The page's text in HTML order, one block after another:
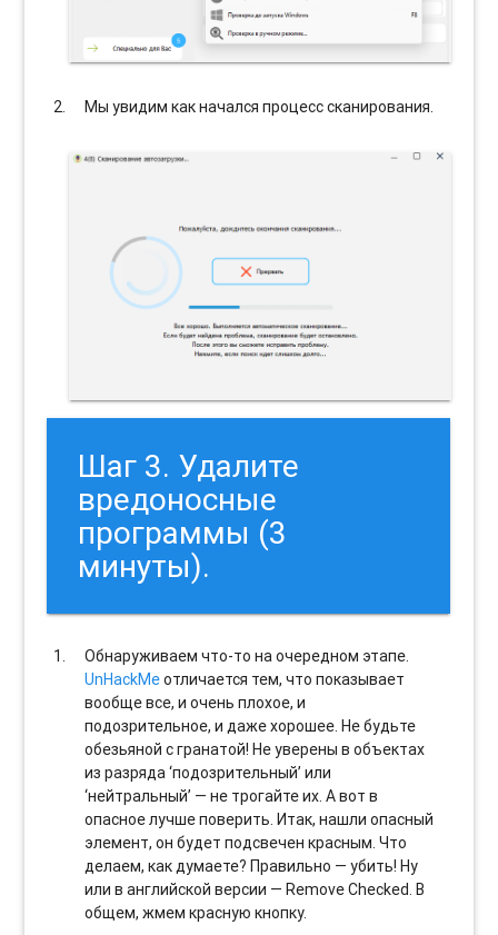
Мы увидим как начался процесс сканирования.
Шаг 3. Удалите
вредоносные
программы (3
минуты).
Обнаруживаем что-то на очередном этапе.
UnHackMeотличается тем, что показывает
вообще все, и очень плохое, и
подозрительное, и даже хорошее. Не будьте
обезьяной с гранатой! Не уверены в объектах
из разряда ‘подозрительный’ или
‘нейтральный’ — не трогайте их. А вот в
опасное лучше поверить. Итак, нашли опасный
элемент, он будет подсвечен красным. Что
делаем, как думаете? Правильно — убить! Ну
или в английской версии — Remove Checked. В
общем, жмем красную кнопку.